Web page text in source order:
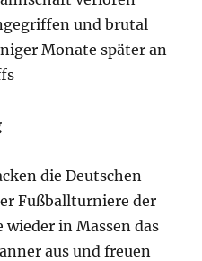
und brutal
Monate später an
die Deutschen
Fußballturniere der
in Massen das
aus und freuen